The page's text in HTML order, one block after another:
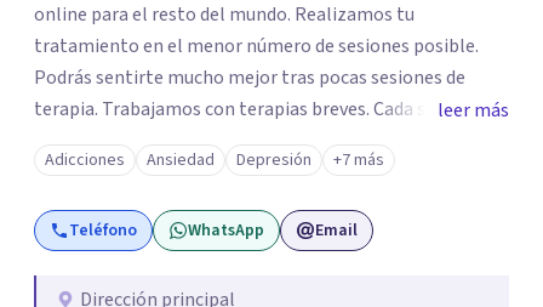
online para el resto del mundo. Realizamos tu
tratamiento en el menor número de sesiones posible.
Podrás sentirte mucho mejor tras pocas sesiones de
terapia. Trabajamos con terapias breves. Cada sesión de
terapia te resultará de utilidad y te ayudará a conseguir
tus objetivos. Entre nuestras especialidades destaca la
terapia de pareja y sexual, así como el tratamiento de
problemas emocionales, obsesiones, ansiedad , estrés,
además con un servicio de hipnosis regresiva para el
leer más
Adicciones Ansiedad Depresión +7 más
Teléfono WhatsApp Email
Dirección principal